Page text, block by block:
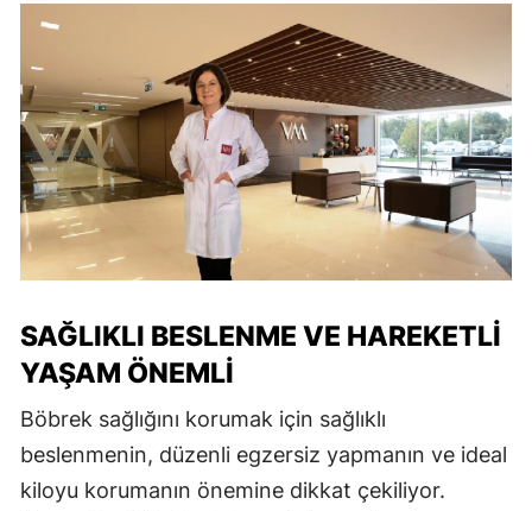
SAĞLIKLI BESLENME VE HAREKETLI
YAŞAM ÖNEMLI
Böbrek sağlığını korumak için sağlıklı
beslenmenin, düzenli egzersiz yapmanın ve ideal
kiloyu korumanın önemine dikkat çekiliyor.